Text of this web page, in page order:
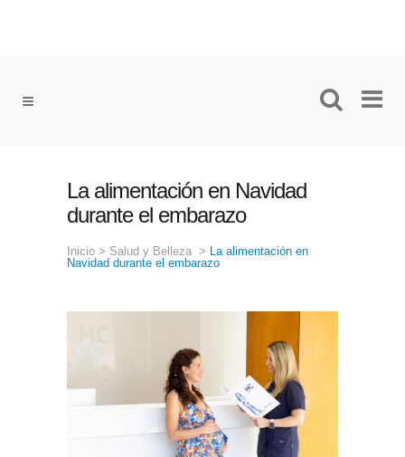
La alimentación en Navidad
durante el embarazo
Inicio > Salud y Belleza > La alimentación en
Navidad durante el embarazo